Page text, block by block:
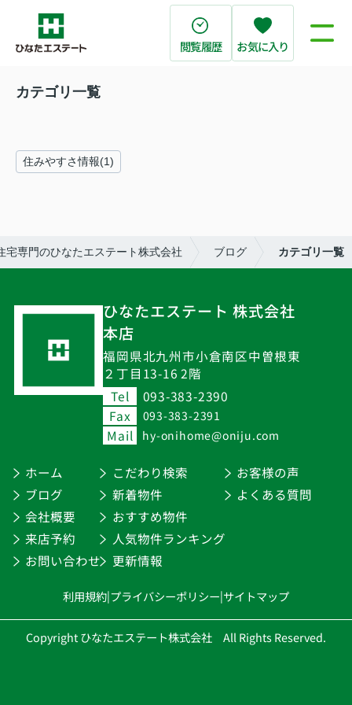
閲覧履歴 お気に入り
カテゴリ一覧
住みやすさ情報(1)
専門のひなたエステート株式会社 ブログ カテゴリ一覧
ひなたエステート 株式会社
本店
福岡県北九州市小倉南区中曽根東
２丁目13-16 2階
Tel
093-383-2390
Fax
093-383-2391
Mail hy-onihome@oniju.com
ホーム
ブログ
会社概要
来店予約
お問い合わせ
こだわり検索
新着物件
おすすめ物件
人気物件ランキング
更新情報
お客様の声
よくある質問
利用規約|プライバシーポリシー|サイトマップ
Copyright ひなたエステート株式会社 All Rights Reserved.